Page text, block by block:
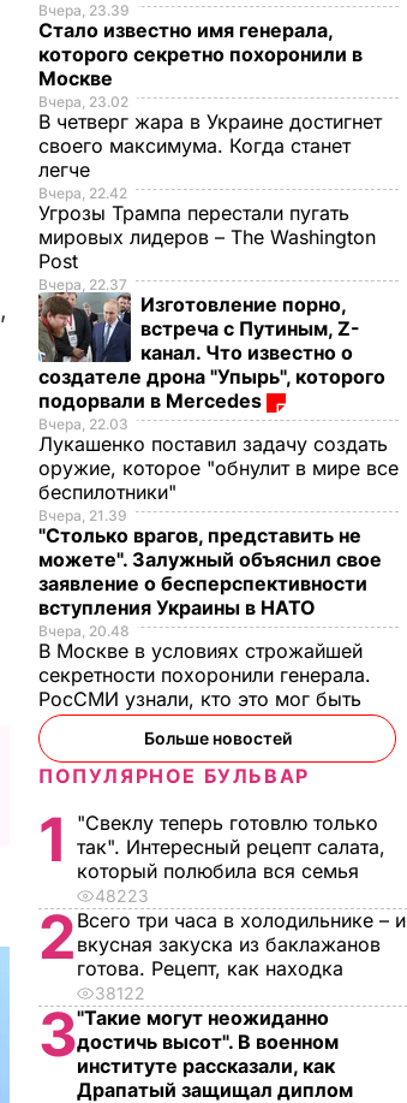
Вчера, 23.39
Стало известно имя генерала,
которого секретно похоронили в
Москве
Вчера, 23.02
В четверг жара в Украине достигнет
своего максимума. Когда станет
легче
Вчера, 22.42
Угрозы Трампа перестали пугать
мировых лидеров – The Washington
Post
Вчера, 22.37
Изготовление порно,
встреча с Путиным, Z-
канал. Что известно о
создателе дрона "Упырь", которого
подорвали в Mercedes
Вчера, 22.03
Лукашенко поставил задачу создать
оружие, которое "обнулит в мире все
беспилотники"
Вчера, 21.39
"Столько врагов, представить не
можете". Залужный объяснил свое
заявление о бесперспективности
вступления Украины в НАТО
Вчера, 20.48
В Москве в условиях строжайшей
секретности похоронили генерала.
РосСМИ узнали, кто это мог быть
Больше новостей
ПОПУЛЯРНОЕ БУЛЬВАР
1
"Свеклу теперь готовлю только
так". Интересный рецепт салата,
который полюбила вся семья
48223
2 Всего три часа в холодильнике – и
вкусная закуска из баклажанов
готова. Рецепт, как находка
38122
3"Такие могут неожиданно
достичь высот". В военном
институте рассказали, как
Драпатый защищал диплом